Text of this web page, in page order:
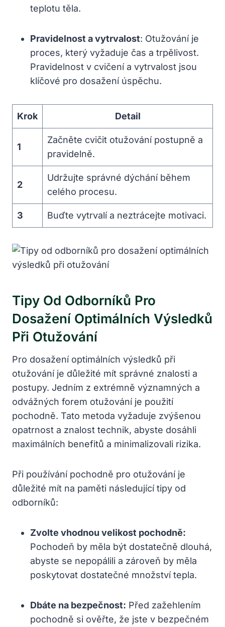
teplotu těla.
Pravidelnost a vytrvalost: Otužování je
proces, který vyžaduje čas a trpělivost.
Pravidelnost v cvičení a vytrvalost jsou
klíčové pro dosažení úspěchu.
Krok Detail
1
Začněte cvičit otužování postupně a
pravidelně.
2
Udržujte správné dýchání během
celého procesu.
3 Buďte vytrvalí a neztrácejte motivaci.
Tipy Od Odborníků Pro
Dosažení Optimálních Výsledků
Při Otužování
Pro dosažení optimálních výsledků při
otužování je důležité mít správné znalosti a
postupy. Jedním z extrémně významných a
odvážných forem otužování je použití
pochodně. Tato metoda vyžaduje zvýšenou
opatrnost a znalost technik, abyste dosáhli
maximálních benefitů a minimalizovali rizika.
Při používání pochodně pro otužování je
důležité mít na paměti následující tipy od
odborníků:
Zvolte vhodnou velikost pochodně:
Pochodeň by měla být dostatečně dlouhá,
abyste se nepopálili a zároveň by měla
poskytovat dostatečné množství tepla.
Dbáte na bezpečnost: Před zažehlením
pochodně si ověřte, že jste v bezpečném